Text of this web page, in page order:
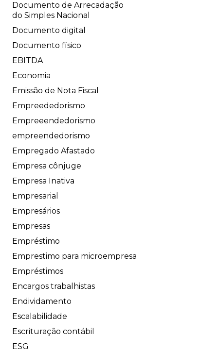
Documento de Arrecadação
do Simples Nacional
Documento digital
Documento físico
EBITDA
Economia
Emissão de Nota Fiscal
Empreededorismo
Empreeendedorismo
empreendedorismo
Empregado Afastado
Empresa cônjuge
Empresa Inativa
Empresarial
Empresários
Empresas
Empréstimo
Emprestimo para microempresa
Empréstimos
Encargos trabalhistas
Endividamento
Escalabilidade
Escrituração contábil
ESG